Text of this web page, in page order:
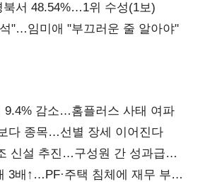
북서 48.54%…1위 수성(1보)
"…임미애 "부끄러운 줄 알아야"
9.4% 감소…홈플러스 사태 여파
다 종목…선별 장세 이어진다
신설 추진…구성원 간 성과급
3배↑…PF·주택 침체에 재무 부담